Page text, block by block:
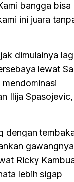
bangga bisa
ini juara
dimulainya
lewat
Ilija Spasojevic,
dengan
Ricky
lebih sigap